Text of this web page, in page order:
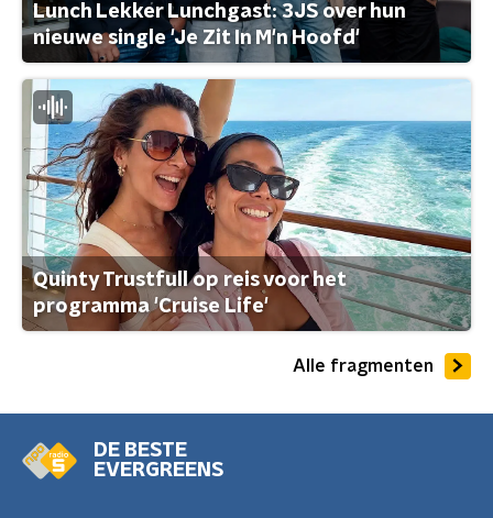
Lunch Lekker Lunchgast: 3JS over hun
nieuwe single 'Je Zit In M'n Hoofd'
Quinty Trustfull op reis voor het
programma 'Cruise Life'
Alle fragmenten
DE BESTE
EVERGREENS